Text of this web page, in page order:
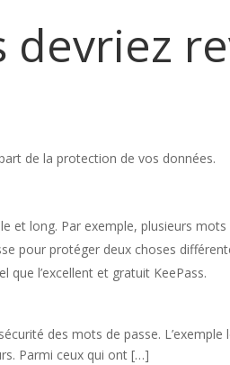
devriez
de la protection de vos données.
et long. Par exemple, plusieurs
pour protéger deux choses
que l’excellent et gratuit KeePass.
des mots de passe.
Parmi ceux qui ont […]